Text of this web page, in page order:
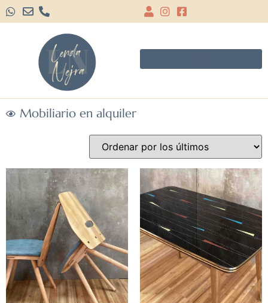
Mobiliario en alquiler